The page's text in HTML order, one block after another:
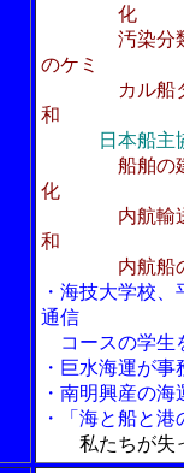
化
汚染分類Ｘ
のケミ
カル船タン
和
日本船主
船舶の
化
内航輸送用
和
内航船の航
・海技大学校
通信
コースの学生
・巨水海運が事
・南明興産の
・「海と船と
私たちが失